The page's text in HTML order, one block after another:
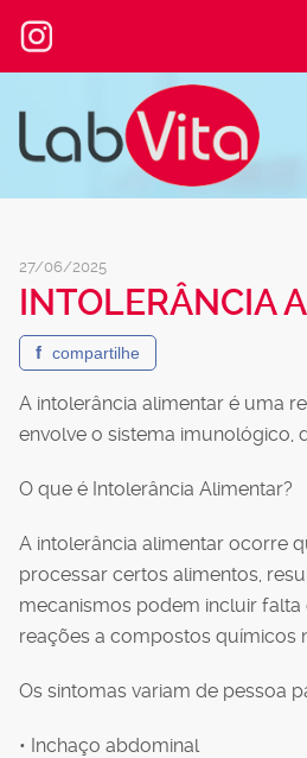
27/06/2025
INTOLERÂNCIA
f compartilhe
A intolerância alimentar é uma
envolve o sistema imunológico,
O que é Intolerância Alimentar?
A intolerância alimentar ocorre
processar certos alimentos,
mecanismos podem incluir falta
reações a compostos químicos
Os sintomas variam de pessoa
• Inchaço abdominal